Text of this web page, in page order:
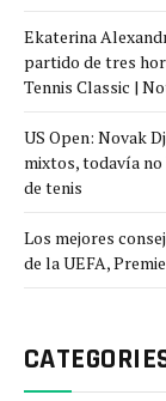
Ekaterina
partido de tres
Tennis Classic |
US Open: Novak
mixtos, todavía
de tenis
Los mejores
de la UEFA,